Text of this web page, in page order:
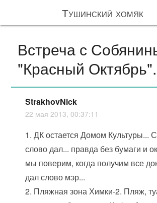
Тушинский хомяк
Встреча с
"Красный
StrakhovNick
22 мая 2013, 00:37:11
1. ДК остается Домом Культуры...
слово дал... правда без бумаги и
мы поверим, когда получим все
дал слово мэр...
2. Пляжная зона Химки-2. Пляж,